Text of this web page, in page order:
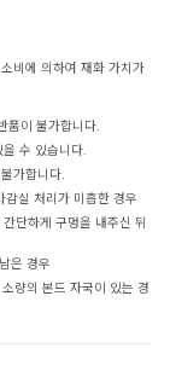
비에 의하여 재화 가치가
품이 불가합니다.
수 있습니다.
가합니다.
실 처리가 미흡한 경우
단하게 구멍을 내주신 뒤
은 경우
량의 본드 자국이 있는 경